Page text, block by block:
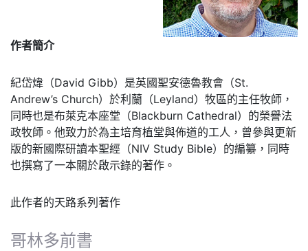
作者簡介
紀岱煒（David Gibb）是英國聖安德魯教會（St.
Andrew’s Church）於利蘭（Leyland）牧區的主任牧師，
同時也是布萊克本座堂（Blackburn Cathedral）的榮譽法
政牧師。他致力於為主培育植堂與佈道的工人，曾參與更新
版的新國際研讀本聖經（NIV Study Bible）的編纂，同時
也撰寫了一本關於啟示錄的著作。
此作者的天路系列著作
哥林多前書